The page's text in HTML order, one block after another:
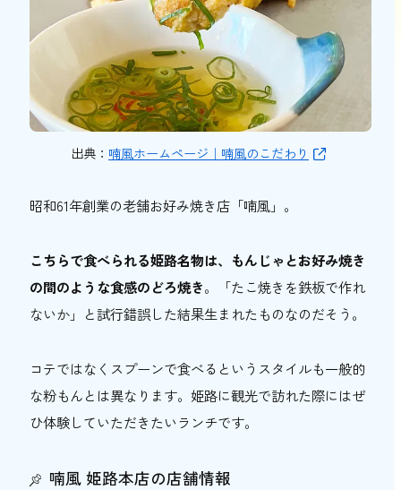
出典： 喃風ホームページ｜喃風のこだわり
昭和61年創業の老舗お好み焼き店「喃風」。
こちらで食べられる姫路名物は、もんじゃとお好み焼き
の間のような食感のどろ焼き。「たこ焼きを鉄板で作れ
ないか」と試行錯誤した結果生まれたものなのだそう。
コテではなくスプーンで食べるというスタイルも一般的
な粉もんとは異なります。姫路に観光で訪れた際にはぜ
ひ体験していただきたいランチです。
喃風 姫路本店の店舗情報